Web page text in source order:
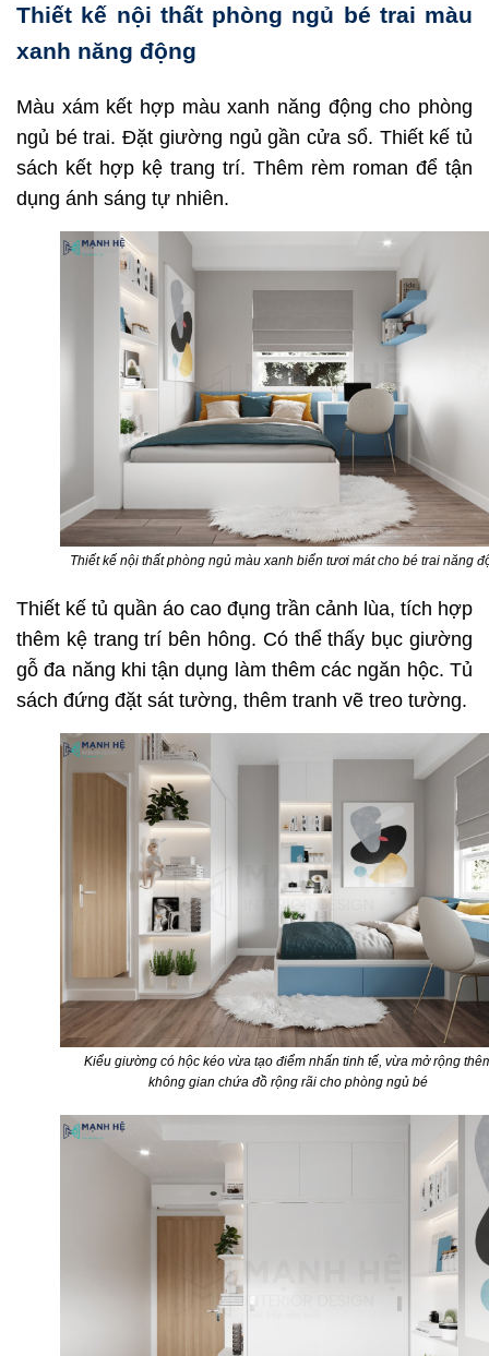
Thiết kế nội thất phòng ngủ bé trai màu
xanh năng động
Màu xám kết hợp màu xanh năng động cho phòng
ngủ bé trai. Đặt giường ngủ gần cửa sổ. Thiết kế tủ
sách kết hợp kệ trang trí. Thêm rèm roman để tận
dụng ánh sáng tự nhiên.
Thiết kế nội thất phòng ngủ màu xanh biển tươi mát cho bé trai năng
Thiết kế tủ quần áo cao đụng trần cảnh lùa, tích hợp
thêm kệ trang trí bên hông. Có thể thấy bục giường
gỗ đa năng khi tận dụng làm thêm các ngăn hộc. Tủ
sách đứng đặt sát tường, thêm tranh vẽ treo tường.
Kiểu giường có hộc kéo vừa tạo điểm nhấn tinh tế, vừa mở rộng
không gian chứa đồ rộng rãi cho phòng ngủ bé